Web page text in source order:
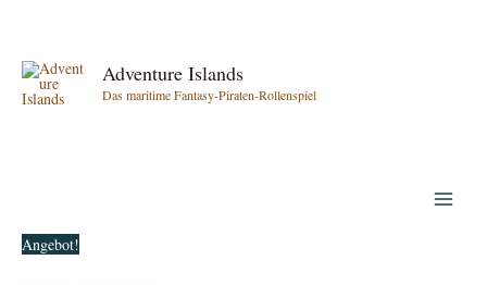
springen
Adventure Islands
Das maritime Fantasy-Piraten-Rollenspiel
Angebot!